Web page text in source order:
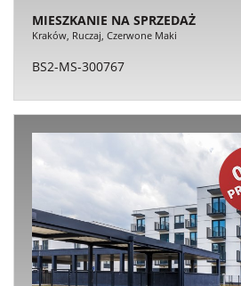
MIESZKANIE NA SPRZEDAŻ
Kraków, Ruczaj, Czerwone Maki
BS2-MS-300767